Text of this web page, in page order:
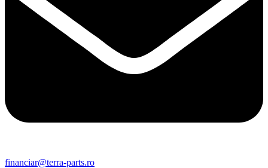
financiar@terra-parts.ro